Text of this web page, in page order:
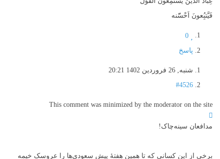
فَيَّتبُِعونَ اَحْسّّنه
0
پاسخ
شنبه, 26 فروردين 1402 20:21
#4526
This comment was minimized by the moderator on the site
مدافعان سینه‌چاک!
برخی از این کسانی که تا همین هفتۀ پیش سعودی‌ها را عروسک خیمه